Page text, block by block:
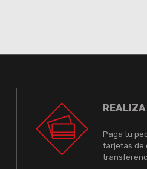
REALIZA
Paga tu
tarjetas de